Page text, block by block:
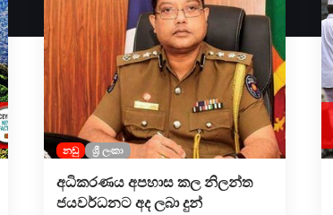
නඩු ශ්‍රී ලංකා
අධිකරණය අපහාස කල නිලන්ත
ජයවර්ධනට අද ලබා දුන්